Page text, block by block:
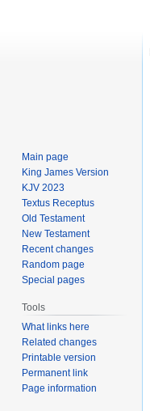
Main page
King James Version
KJV 2023
Textus Receptus
Old Testament
New Testament
Recent changes
Random page
Special pages
Tools
What links here
Related changes
Printable version
Permanent link
Page information